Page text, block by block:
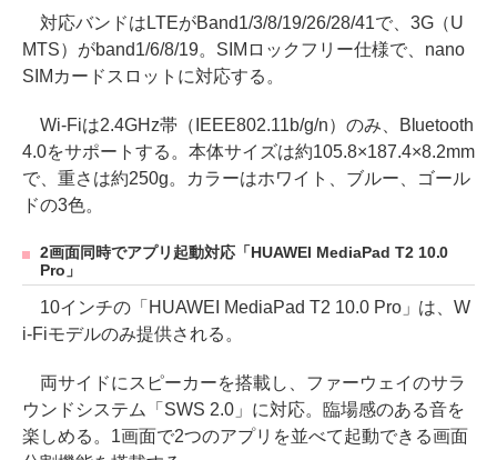
対応バンドはLTEがBand1/3/8/19/26/28/41で、3G（U
MTS）がband1/6/8/19。SIMロックフリー仕様で、nano
SIMカードスロットに対応する。
Wi-Fiは2.4GHz帯（IEEE802.11b/g/n）のみ、Bluetooth
4.0をサポートする。本体サイズは約105.8×187.4×8.2mm
で、重さは約250g。カラーはホワイト、ブルー、ゴール
ドの3色。
2画面同時でアプリ起動対応「HUAWEI MediaPad T2 10.0
Pro」
10インチの「HUAWEI MediaPad T2 10.0 Pro」は、W
i-Fiモデルのみ提供される。
両サイドにスピーカーを搭載し、ファーウェイのサラ
ウンドシステム「SWS 2.0」に対応。臨場感のある音を
楽しめる。1画面で2つのアプリを並べて起動できる画面